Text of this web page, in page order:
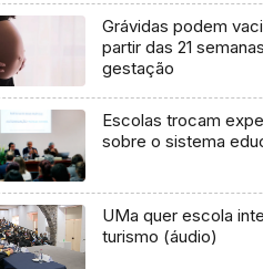
Grávidas podem
partir das 21
gestação
Escolas trocam
sobre o sistema
UMa quer escola
turismo (áudio)